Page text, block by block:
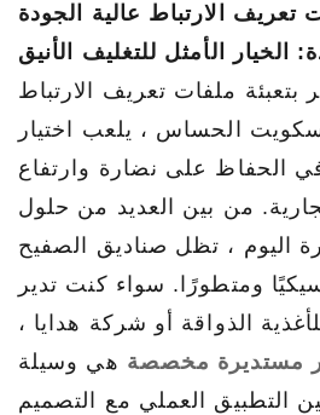
تعريف الارتباط عالية الجودة
الأمثل للتغليف الأنيق
بتعبئة ملفات تعريف الارتباط
الحساس ، يلعب اختيار
في الحفاظ على نضارة وارتفاع
من بين العديد من حلول
اليوم ، تظل صناديق الصفيح
ومتطورًا. سواء كنت تدير
الذواقة أو شركة هدايا ،
مستديرة مخصصة هي وسيلة
التطبيق العملي مع التصميم